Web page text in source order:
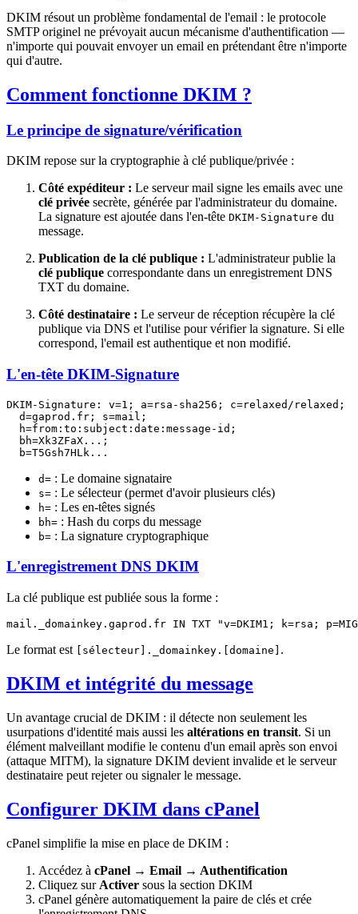
DKIM résout un problème fondamental de l'email : le protocole
SMTP originel ne prévoyait aucun mécanisme d'authentification —
n'importe qui pouvait envoyer un email en prétendant être n'importe
qui d'autre.
Comment fonctionne DKIM ?
Le principe de signature/vérification
DKIM repose sur la cryptographie à clé publique/privée :
Côté expéditeur : Le serveur mail signe les emails avec une
clé privée secrète, générée par l'administrateur du domaine.
La signature est ajoutée dans l'en-tête DKIM-Signature du
message.
Publication de la clé publique : L'administrateur publie la
clé publique correspondante dans un enregistrement DNS
TXT du domaine.
Côté destinataire : Le serveur de réception récupère la clé
publique via DNS et l'utilise pour vérifier la signature. Si elle
correspond, l'email est authentique et non modifié.
L'en-tête DKIM-Signature
DKIM-Signature: v=1; a=rsa-sha256; c=relaxed/relaxed;
  d=gaprod.fr; s=mail;
  h=from:to:subject:date:message-id;
  bh=Xk3ZFaX...;
d= : Le domaine signataire
s= : Le sélecteur (permet d'avoir plusieurs clés)
h= : Les en-têtes signés
bh= : Hash du corps du message
b= : La signature cryptographique
L'enregistrement DNS DKIM
La clé publique est publiée sous la forme :
Le format est [sélecteur]._domainkey.[domaine] .
DKIM et intégrité du message
Un avantage crucial de DKIM : il détecte non seulement les
usurpations d'identité mais aussi les altérations en transit. Si un
élément malveillant modifie le contenu d'un email après son envoi
(attaque MITM), la signature DKIM devient invalide et le serveur
destinataire peut rejeter ou signaler le message.
Configurer DKIM dans cPanel
cPanel simplifie la mise en place de DKIM :
Accédez à cPanel → Email → Authentification
Cliquez sur Activer sous la section DKIM
cPanel génère automatiquement la paire de clés et crée